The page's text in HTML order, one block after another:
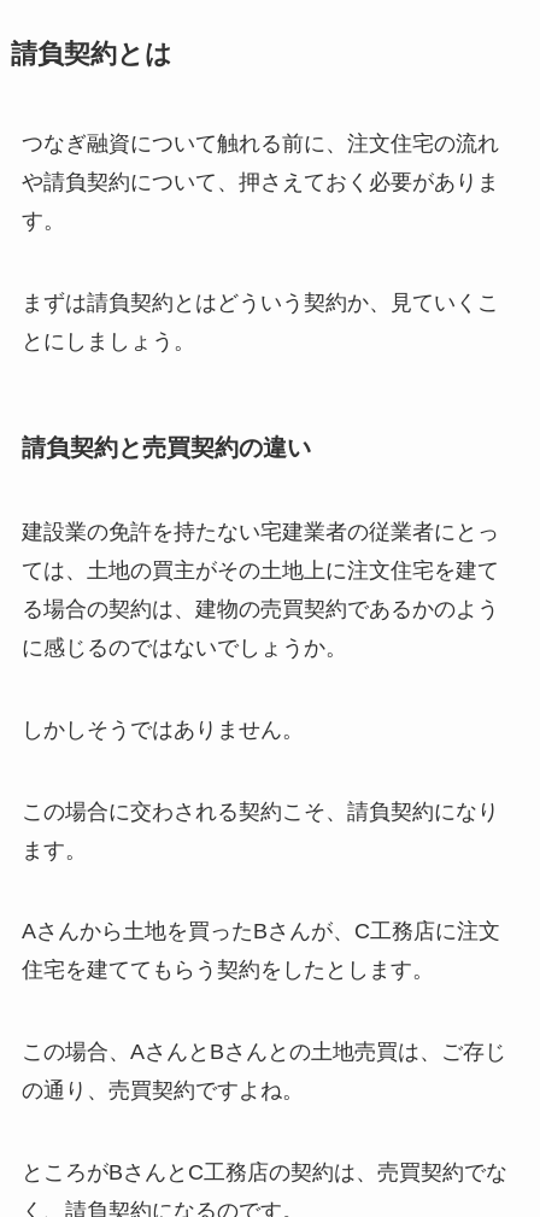
請負契約とは
つなぎ融資について触れる前に、注文住宅の流れ
や請負契約について、押さえておく必要がありま
す。
まずは請負契約とはどういう契約か、見ていくこ
とにしましょう。
請負契約と売買契約の違い
建設業の免許を持たない宅建業者の従業者にとっ
ては、土地の買主がその土地上に注文住宅を建て
る場合の契約は、建物の売買契約であるかのよう
に感じるのではないでしょうか。
しかしそうではありません。
この場合に交わされる契約こそ、請負契約になり
ます。
Aさんから土地を買ったBさんが、C工務店に注文
住宅を建ててもらう契約をしたとします。
この場合、AさんとBさんとの土地売買は、ご存じ
の通り、売買契約ですよね。
ところがBさんとC工務店の契約は、売買契約でな
く、請負契約になるのです。